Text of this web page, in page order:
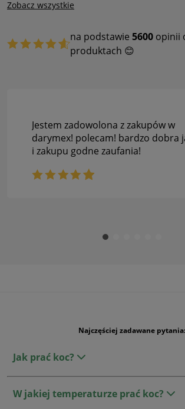
Zobacz wszystkie
na podstawie 5600 opinii
produktach 😊
Jestem zadowolona z zakupów w
darymex! polecam! bardzo dobra
i zakupu godne zaufania!
Najczęściej zadawane pytania:
Jak prać koc?
W jakiej temperaturze prać koc?